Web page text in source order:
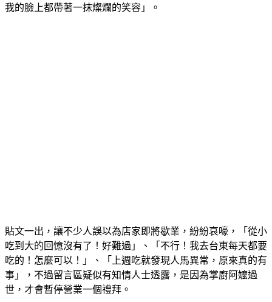
切都將成為過去，未來我們也許在世界的某個角落相遇，願您
貼文一出，讓不少人誤以為店家即將歇業，紛紛哀嚎，「從小
吃到大的回憶沒有了！好難過」、「不行！我去台東每天都要
吃的！怎麼可以！」、「上週吃就發現人馬異常，原來真的有
事」，不過留言區疑似有知情人士透露，是因為掌廚阿嬤過